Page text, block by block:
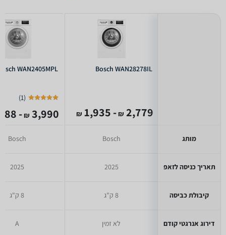
מותג
תאריך כניסה לזאפ
קיבולת כביסה
דירוג אנרגטי קודם
Bosch WAN28278IL
2,779
₪
- 1,935
₪
Bosch
2025
8 ק"ג
לא זמין
WAN2405MPL
(
1
)
3,990
₪
- 1,788
Bosch
2025
8 ק"ג
A